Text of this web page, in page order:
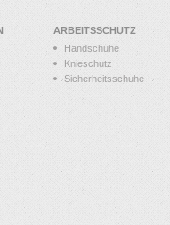
ARBEITSSCHUTZ
Handschuhe
Knieschutz
Sicherheitsschuhe